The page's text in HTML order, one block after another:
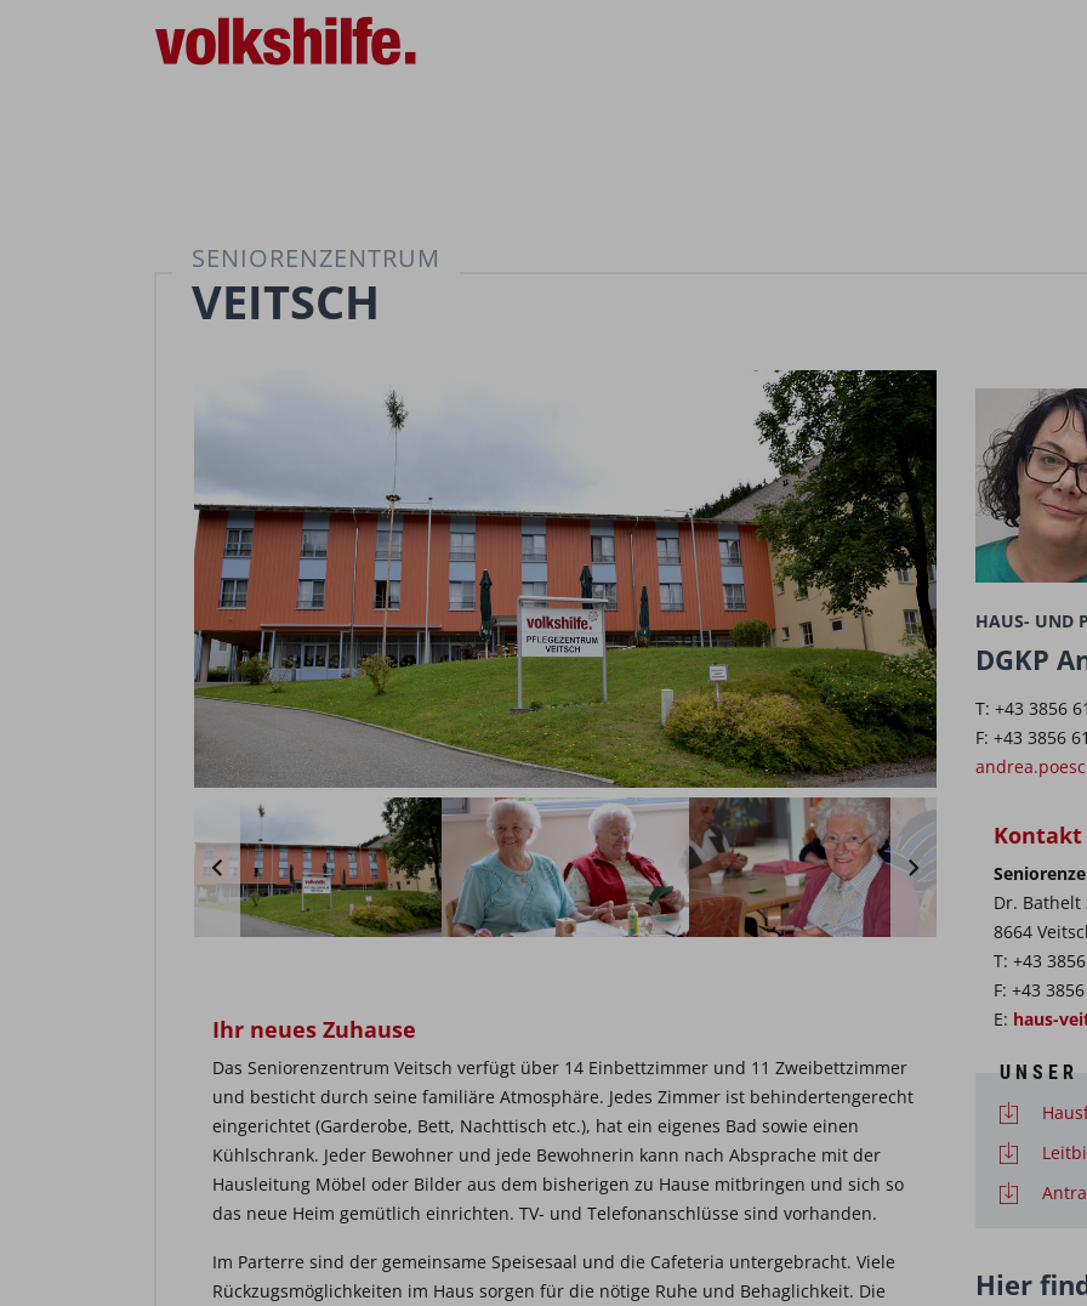
SENIORENZENTRUM
VEITSCH
Ihr neues Zuhause
Das Seniorenzentrum Veitsch verfügt über 14 Einbettzimmer und 11 Zweibettzimmer
und besticht durch seine familiäre Atmosphäre. Jedes Zimmer ist behindertengerecht
eingerichtet (Garderobe, Bett, Nachttisch etc.), hat ein eigenes Bad sowie einen
Kühlschrank. Jeder Bewohner und jede Bewohnerin kann nach Absprache mit der
Hausleitung Möbel oder Bilder aus dem bisherigen zu Hause mitbringen und sich so
das neue Heim gemütlich einrichten. TV- und Telefonanschlüsse sind vorhanden.
Im Parterre sind der gemeinsame Speisesaal und die Cafeteria untergebracht. Viele
Rückzugsmöglichkeiten im Haus sorgen für die nötige Ruhe und Behaglichkeit. Die
HAUS- UND
DGKP
T: +43 3856
F: +43 3856
Kontakt
Dr. Bathelt
8664
T: +43
F: +43
E: haus-
UNSER
Hier